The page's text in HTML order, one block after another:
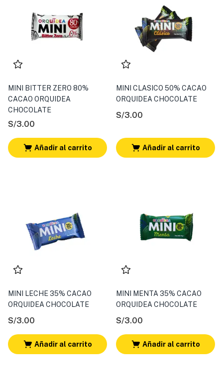
MINI BITTER ZERO 80%
CACAO ORQUIDEA
CHOCOLATE
S/3.00
Añadir al carrito
MINI CLASICO 50% CACAO
ORQUIDEA CHOCOLATE
S/3.00
Añadir al carrito
MINI LECHE 35% CACAO
ORQUIDEA CHOCOLATE
S/3.00
Añadir al carrito
MINI MENTA 35% CACAO
ORQUIDEA CHOCOLATE
S/3.00
Añadir al carrito